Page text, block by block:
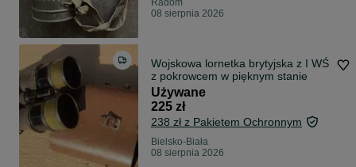
Radom
08 sierpnia 2026
Wojskowa lornetka brytyjska z I WŚ
z pokrowcem w pięknym stanie
Używane
225 zł
238 zł z Pakietem Ochronnym
Bielsko-Biała
08 sierpnia 2026